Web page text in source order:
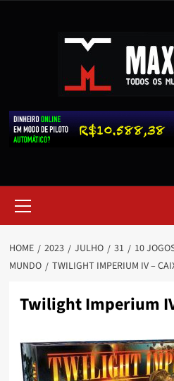
HOME 2023 JULHO 31
10
MUNDO
TWILIGHT IMPERIUM IV –
Twilight Imperium